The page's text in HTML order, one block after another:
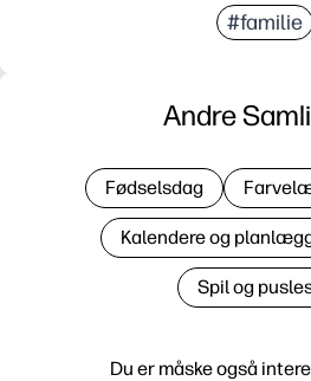
#familie
Du er måske også
Andre
Fødselsdag
Kalendere og
Spil og